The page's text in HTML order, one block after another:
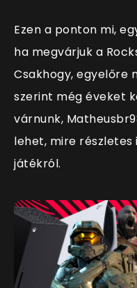
Ezen a ponton mi,
ha megvárjuk a
Csakhogy, egyelőre
szerint még éveket
várnunk,
lehet, mire
játékról.